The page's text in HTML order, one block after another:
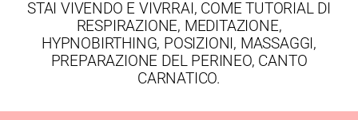
STAI VIVENDO E VIVRRAI, COME TUTORIAL DI
RESPIRAZIONE, MEDITAZIONE,
HYPNOBIRTHING, POSIZIONI, MASSAGGI,
PREPARAZIONE DEL PERINEO, CANTO
CARNATICO.